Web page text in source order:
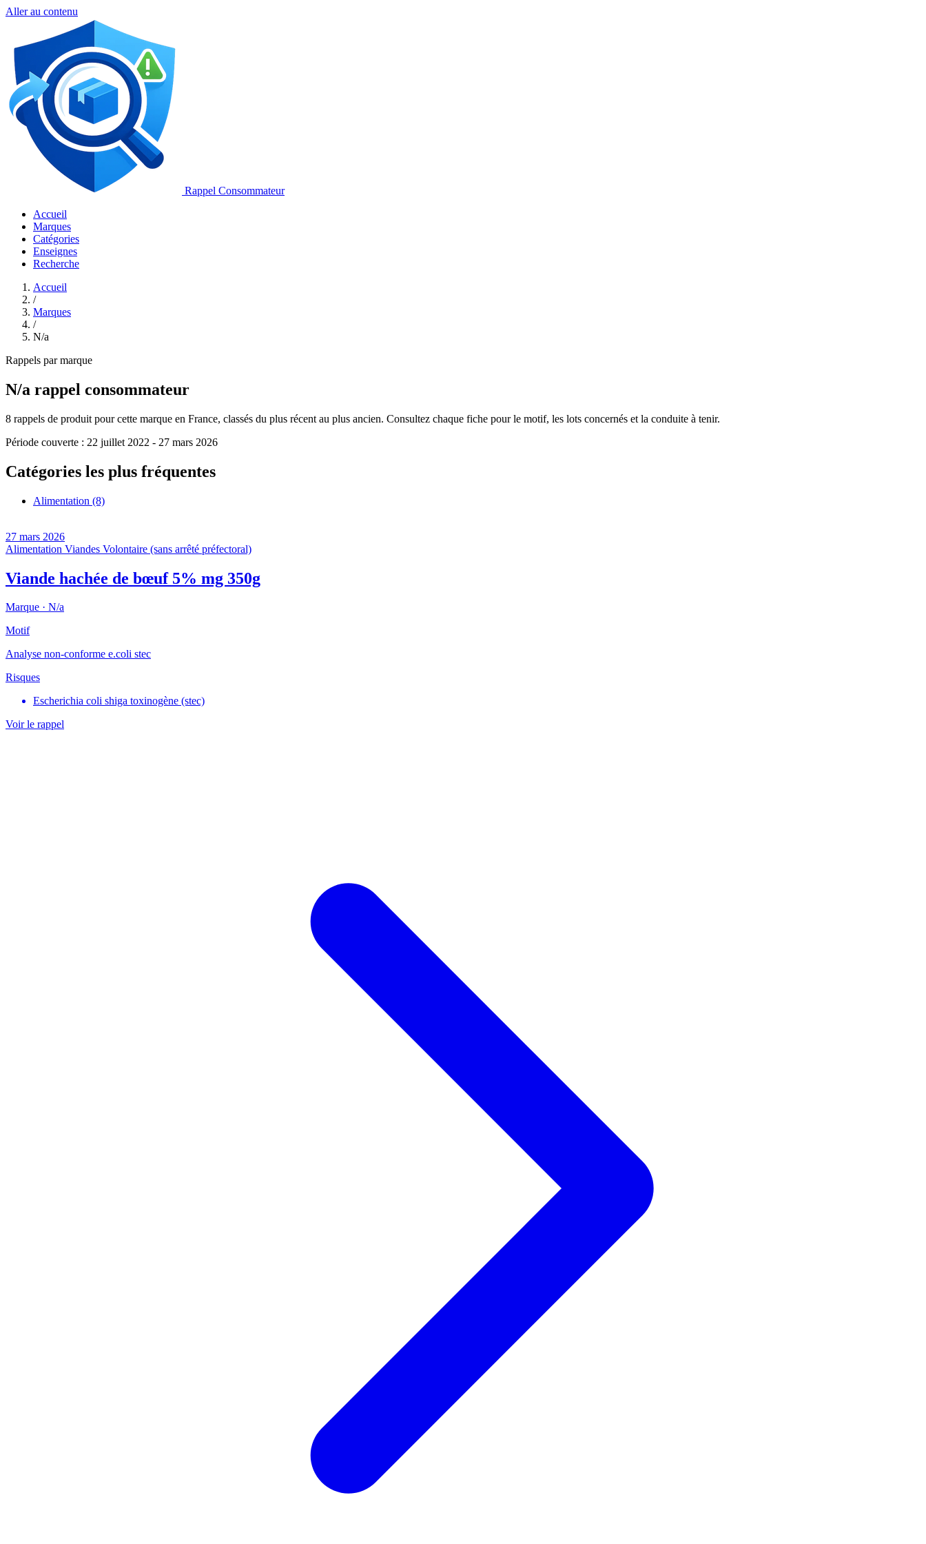
Aller au contenu
Rappel Consommateur
Accueil
Marques
Catégories
Enseignes
Recherche
Accueil
/
Marques
/
N/a
Rappels par marque
N/a rappel consommateur
8 rappels de produit pour cette marque en France, classés du plus récent au plus ancien. Consultez chaque fiche pour le motif, les lots concernés et la conduite à tenir.
Période couverte : 22 juillet 2022 - 27 mars 2026
Catégories les plus fréquentes
Alimentation (8)
27 mars 2026
Alimentation Viandes Volontaire (sans arrêté préfectoral)
Viande hachée de bœuf 5% mg 350g
Marque · N/a
Motif
Analyse non-conforme e.coli stec
Risques
Escherichia coli shiga toxinogène (stec)
Voir le rappel